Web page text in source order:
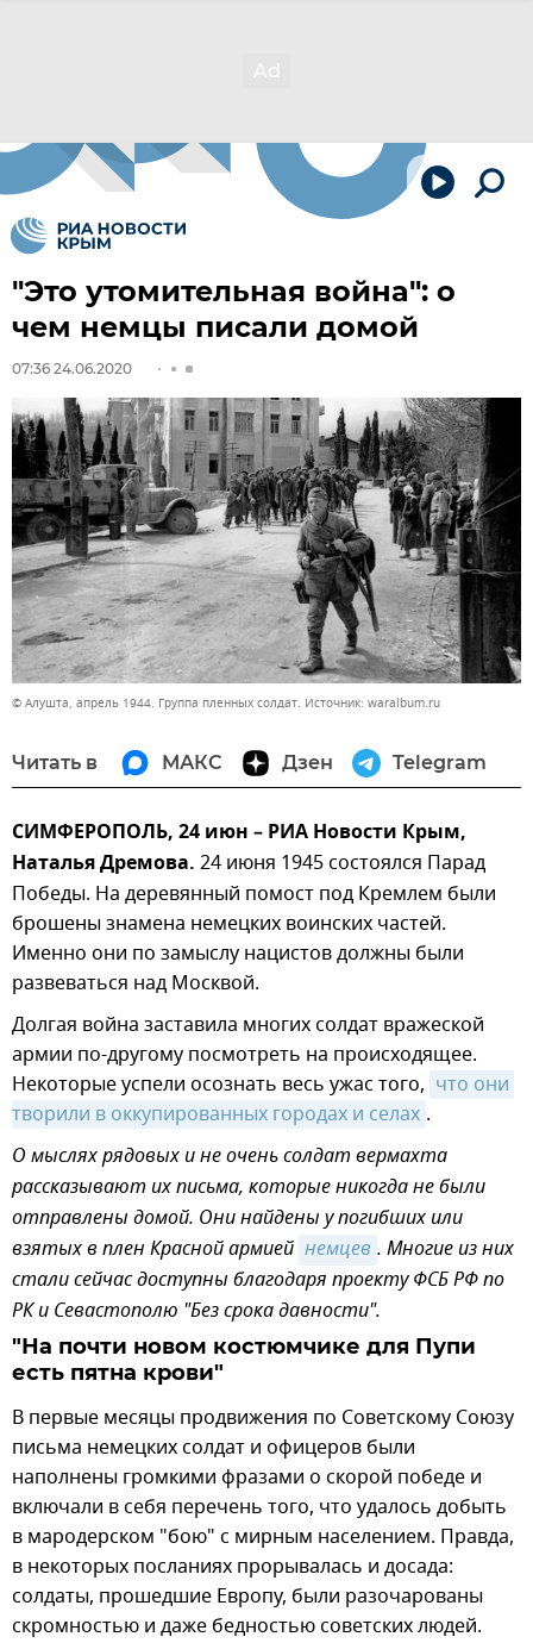
"Это утомительная война": о
чем немцы писали домой
07:36 24.06.2020
© Алушта, апрель 1944. Группа пленных солдат. Источник: waralbum.ru
Читать в МАКС Дзен Telegram
СИМФЕРОПОЛЬ, 24 июн – РИА Новости Крым,
Наталья Дремова. 24 июня 1945 состоялся Парад
Победы. На деревянный помост под Кремлем были
брошены знамена немецких воинских частей.
Именно они по замыслу нацистов должны были
развеваться над Москвой.
Долгая война заставила многих солдат вражеской
армии по-другому посмотреть на происходящее.
Некоторые успели осознать весь ужас того, что они
творили в оккупированных городах и селах .
О мыслях рядовых и не очень солдат вермахта
рассказывают их письма, которые никогда не были
отправлены домой. Они найдены у погибших или
взятых в плен Красной армией немцев . Многие из них
стали сейчас доступны благодаря проекту ФСБ РФ по
РК и Севастополю "Без срока давности".
"На почти новом костюмчике для Пупи
есть пятна крови"
В первые месяцы продвижения по Советскому Союзу
письма немецких солдат и офицеров были
наполнены громкими фразами о скорой победе и
включали в себя перечень того, что удалось добыть
в мародерском "бою" с мирным населением. Правда,
в некоторых посланиях прорывалась и досада:
солдаты, прошедшие Европу, были разочарованы
скромностью и даже бедностью советских людей.